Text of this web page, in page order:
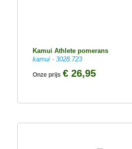
Kamui Athlete pomerans
kamui - 3028.723
Onze prijs € 26,95